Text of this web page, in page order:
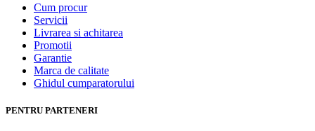
Cum procur
Servicii
Livrarea si achitarea
Promotii
Garantie
Marca de calitate
Ghidul cumparatorului
PENTRU PARTENERI